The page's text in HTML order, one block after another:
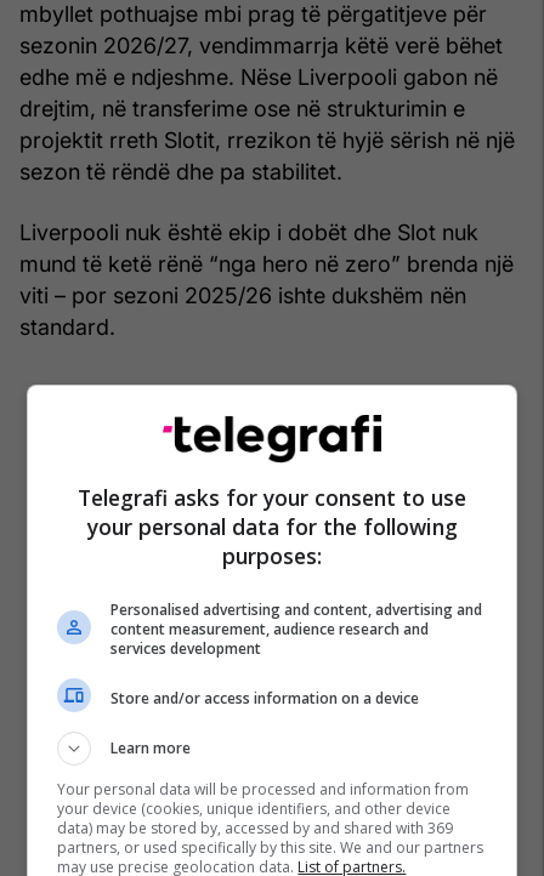
mbyllet pothuajse mbi prag të përgatitjeve për
sezonin 2026/27, vendimmarrja këtë verë bëhet
edhe më e ndjeshme. Nëse Liverpooli gabon në
drejtim, në transferime ose në strukturimin e
projektit rreth Slotit, rrezikon të hyjë sërish në një
sezon të rëndë dhe pa stabilitet.
Liverpooli nuk është ekip i dobët dhe Slot nuk
mund të ketë rënë “nga hero në zero” brenda një
viti – por sezoni 2025/26 ishte dukshëm nën
standard.
Arne Slot and the squad made a special
presentation to Andy Robertson and Mo
Telegrafi asks for your consent to use
your personal data for the following
purposes:
Personalised advertising and content, advertising and
content measurement, audience research and
services development
Store and/or access information on a device
Learn more
Your personal data will be processed and information from
your device (cookies, unique identifiers, and other device
data) may be stored by, accessed by and shared with 369
partners, or used specifically by this site. We and our partners
may use precise geolocation data. List of partners.